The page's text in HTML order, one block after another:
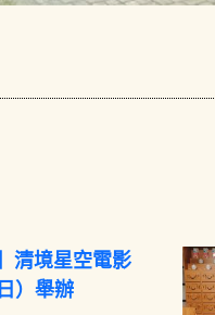
清境星空電影
）舉辦